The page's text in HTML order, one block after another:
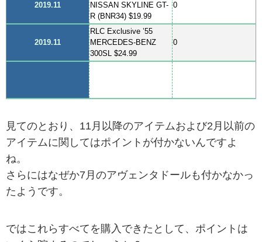
2019.11
NISSAN SKYLINE GT-
R (BNR34) $19.99
0
2019.11
RLC Exclusive ’55
MERCEDES-BENZ
300SL $24.99
0
見てのとおり、11月以降のアイテムおよび2月以前の
アイテムに関してはポイントが付かないんですよ
ね。
さらにはなぜか7月のアヴェンタドールも付かなかっ
たようです。
ではこれらすべてを購入できたとして、ポイントは